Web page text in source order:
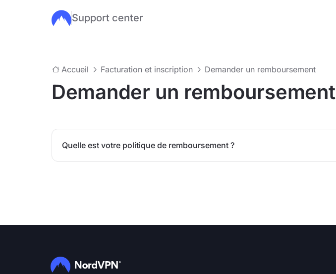
Passer au contenu principal
Support center
Accueil Facturation et inscription Demander un remboursement
Demander un remboursement
Quelle est votre politique de remboursement ?